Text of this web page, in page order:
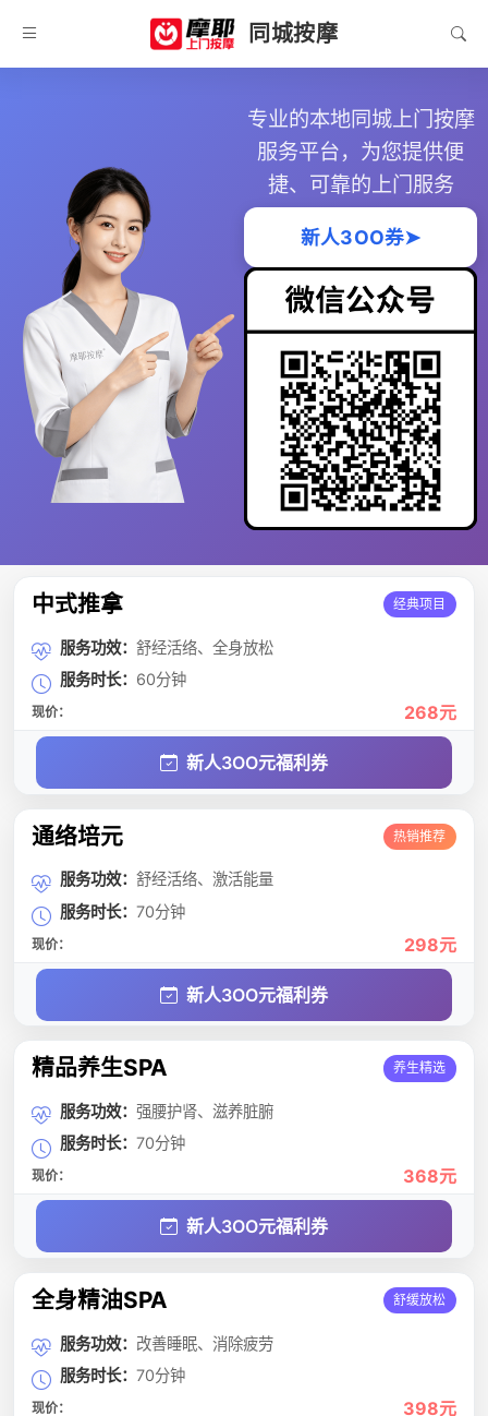
同城按摩
专业的本地同城上门按摩
服务平台，为您提供便
捷、可靠的上门服务
新人3OO券➤
中式推拿 经典项目
服务功效： 舒经活络、全身放松
服务时长： 60分钟
现价： 268元
新人3OO元福利券
通络培元 热销推荐
服务功效： 舒经活络、激活能量
服务时长： 70分钟
现价： 298元
新人3OO元福利券
精品养生SPA 养生精选
服务功效： 强腰护肾、滋养脏腑
服务时长： 70分钟
现价： 368元
新人3OO元福利券
全身精油SPA 舒缓放松
服务功效： 改善睡眠、消除疲劳
服务时长： 70分钟
现价： 398元